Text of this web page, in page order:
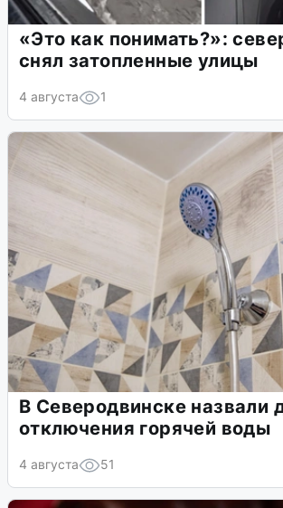
«Это как понимать?»:
снял затопленные улицы
4 августа 1
В Северодвинске назвали
отключения горячей воды
4 августа 51